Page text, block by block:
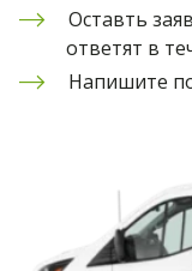
Оставть
ответят в
Напишите